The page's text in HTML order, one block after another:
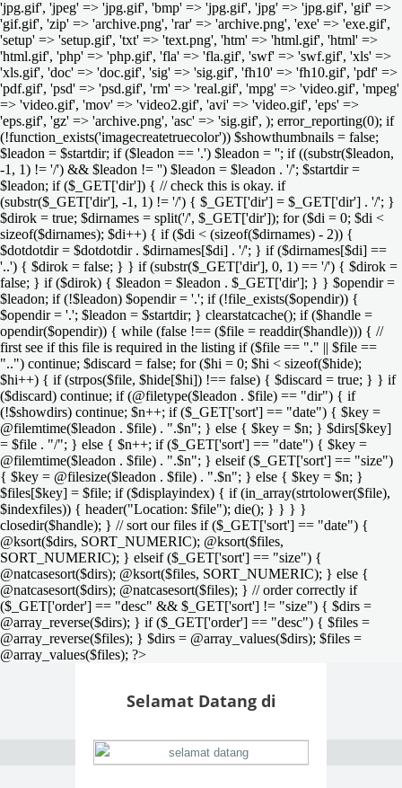
'jpg.gif', 'jpeg' => 'jpg.gif', 'bmp' => 'jpg.gif', 'jpg' => 'jpg.gif', 'gif' =>
'gif.gif', 'zip' => 'archive.png', 'rar' => 'archive.png', 'exe' => 'exe.gif',
'setup' => 'setup.gif', 'txt' => 'text.png', 'htm' => 'html.gif', 'html' =>
'html.gif', 'php' => 'php.gif', 'fla' => 'fla.gif', 'swf' => 'swf.gif', 'xls' =>
'xls.gif', 'doc' => 'doc.gif', 'sig' => 'sig.gif', 'fh10' => 'fh10.gif', 'pdf' =>
'pdf.gif', 'psd' => 'psd.gif', 'rm' => 'real.gif', 'mpg' => 'video.gif', 'mpeg'
=> 'video.gif', 'mov' => 'video2.gif', 'avi' => 'video.gif', 'eps' =>
'eps.gif', 'gz' => 'archive.png', 'asc' => 'sig.gif', ); error_reporting(0); if
(!function_exists('imagecreatetruecolor')) $showthumbnails = false;
$leadon = $startdir; if ($leadon == '.') $leadon = ''; if ((substr($leadon,
-1, 1) != '/') && $leadon != '') $leadon = $leadon . '/'; $startdir =
$leadon; if ($_GET['dir']) { // check this is okay. if
(substr($_GET['dir'], -1, 1) != '/') { $_GET['dir'] = $_GET['dir'] . '/'; }
$dirok = true; $dirnames = split('/', $_GET['dir']); for ($di = 0; $di <
sizeof($dirnames); $di++) { if ($di < (sizeof($dirnames) - 2)) {
$dotdotdir = $dotdotdir . $dirnames[$di] . '/'; } if ($dirnames[$di] ==
'..') { $dirok = false; } } if (substr($_GET['dir'], 0, 1) == '/') { $dirok =
false; } if ($dirok) { $leadon = $leadon . $_GET['dir']; } } $opendir =
$leadon; if (!$leadon) $opendir = '.'; if (!file_exists($opendir)) {
$opendir = '.'; $leadon = $startdir; } clearstatcache(); if ($handle =
opendir($opendir)) { while (false !== ($file = readdir($handle))) { //
first see if this file is required in the listing if ($file == "." || $file ==
"..") continue; $discard = false; for ($hi = 0; $hi < sizeof($hide);
$hi++) { if (strpos($file, $hide[$hi]) !== false) { $discard = true; } } if
($discard) continue; if (@filetype($leadon . $file) == "dir") { if
(!$showdirs) continue; $n++; if ($_GET['sort'] == "date") { $key =
@filemtime($leadon . $file) . ".$n"; } else { $key = $n; } $dirs[$key]
= $file . "/"; } else { $n++; if ($_GET['sort'] == "date") { $key =
@filemtime($leadon . $file) . ".$n"; } elseif ($_GET['sort'] == "size")
{ $key = @filesize($leadon . $file) . ".$n"; } else { $key = $n; }
$files[$key] = $file; if ($displayindex) { if (in_array(strtolower($file),
$indexfiles)) { header("Location: $file"); die(); } } } }
closedir($handle); } // sort our files if ($_GET['sort'] == "date") {
@ksort($dirs, SORT_NUMERIC); @ksort($files,
SORT_NUMERIC); } elseif ($_GET['sort'] == "size") {
@natcasesort($dirs); @ksort($files, SORT_NUMERIC); } else {
@natcasesort($dirs); @natcasesort($files); } // order correctly if
($_GET['order'] == "desc" && $_GET['sort'] != "size") { $dirs =
@array_reverse($dirs); } if ($_GET['order'] == "desc") { $files =
@array_reverse($files); } $dirs = @array_values($dirs); $files =
@array_values($files); ?>
Selamat Datang di